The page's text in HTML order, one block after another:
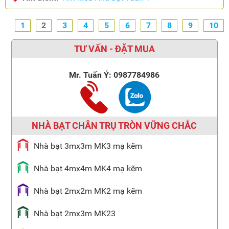
1 2 3 4 5 6 7 8 9 10
TƯ VẤN - ĐẶT MUA
Mr. Tuấn Ý:0987784986
NHÀ BẠT CHÂN TRỤ TRÒN VỮNG CHẮC
Nhà bạt 3mx3m MK3 mạ kẽm
Nhà bạt 4mx4m MK4 mạ kẽm
Nhà bạt 2mx2m MK2 mạ kẽm
Nhà bạt 2mx3m MK23